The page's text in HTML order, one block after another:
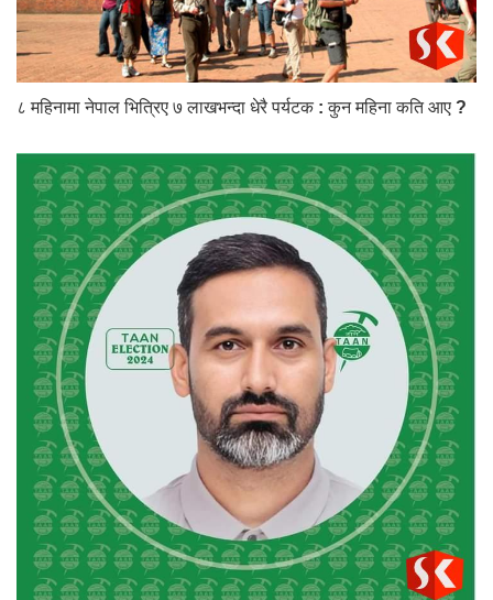
८ महिनामा नेपाल भित्रिए ७ लाखभन्दा धेरै पर्यटक : कुन महिना कति आए ?